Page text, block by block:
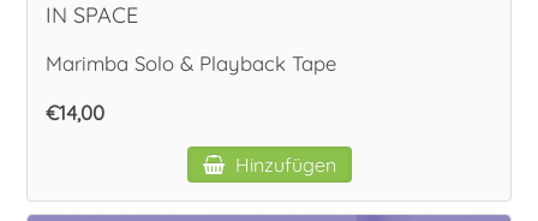
IN SPACE
Marimba Solo & Playback Tape
€14,00
Hinzufügen